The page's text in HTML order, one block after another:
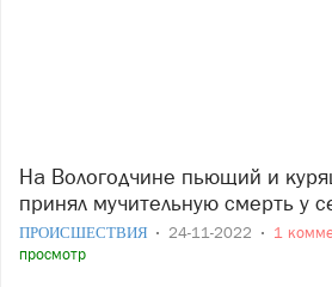
На Вологодчине пьющий и курящий пенсионер
принял мучительную смерть у
ПРОИСШЕСТВИЯ 24-11-2022 1
просмотр